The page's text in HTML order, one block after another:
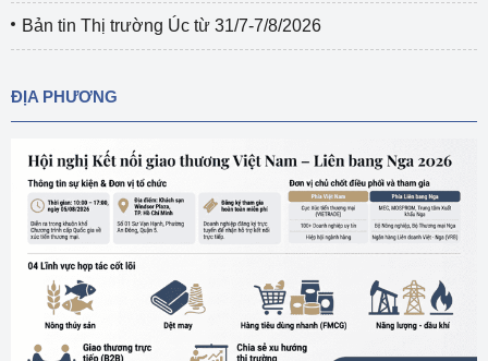
Bản tin Thị trường Úc từ 31/7-7/8/2026
ĐỊA PHƯƠNG